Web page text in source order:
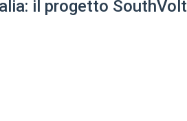
il progetto SouthVolt